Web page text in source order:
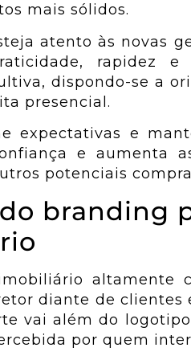
mais sólidos.
atento às novas
rapidez e
dispondo-se a
presencial.
expectativas e
e aumenta
potenciais
branding
altamente
diante de clientes
vai além do
por quem